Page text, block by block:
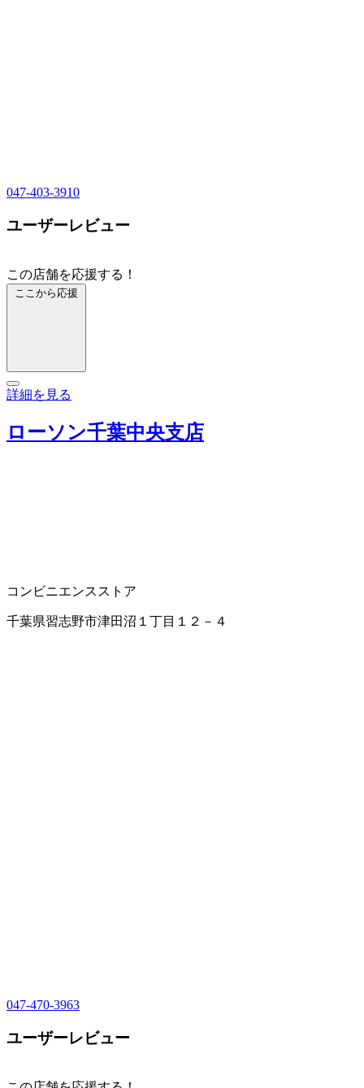
047-403-3910
ユーザーレビュー
この店舗を応援する！
ここから応援
詳細を見る
ローソン千葉中央支店
コンビニエンスストア
千葉県習志野市津田沼１丁目１２－４
047-470-3963
ユーザーレビュー